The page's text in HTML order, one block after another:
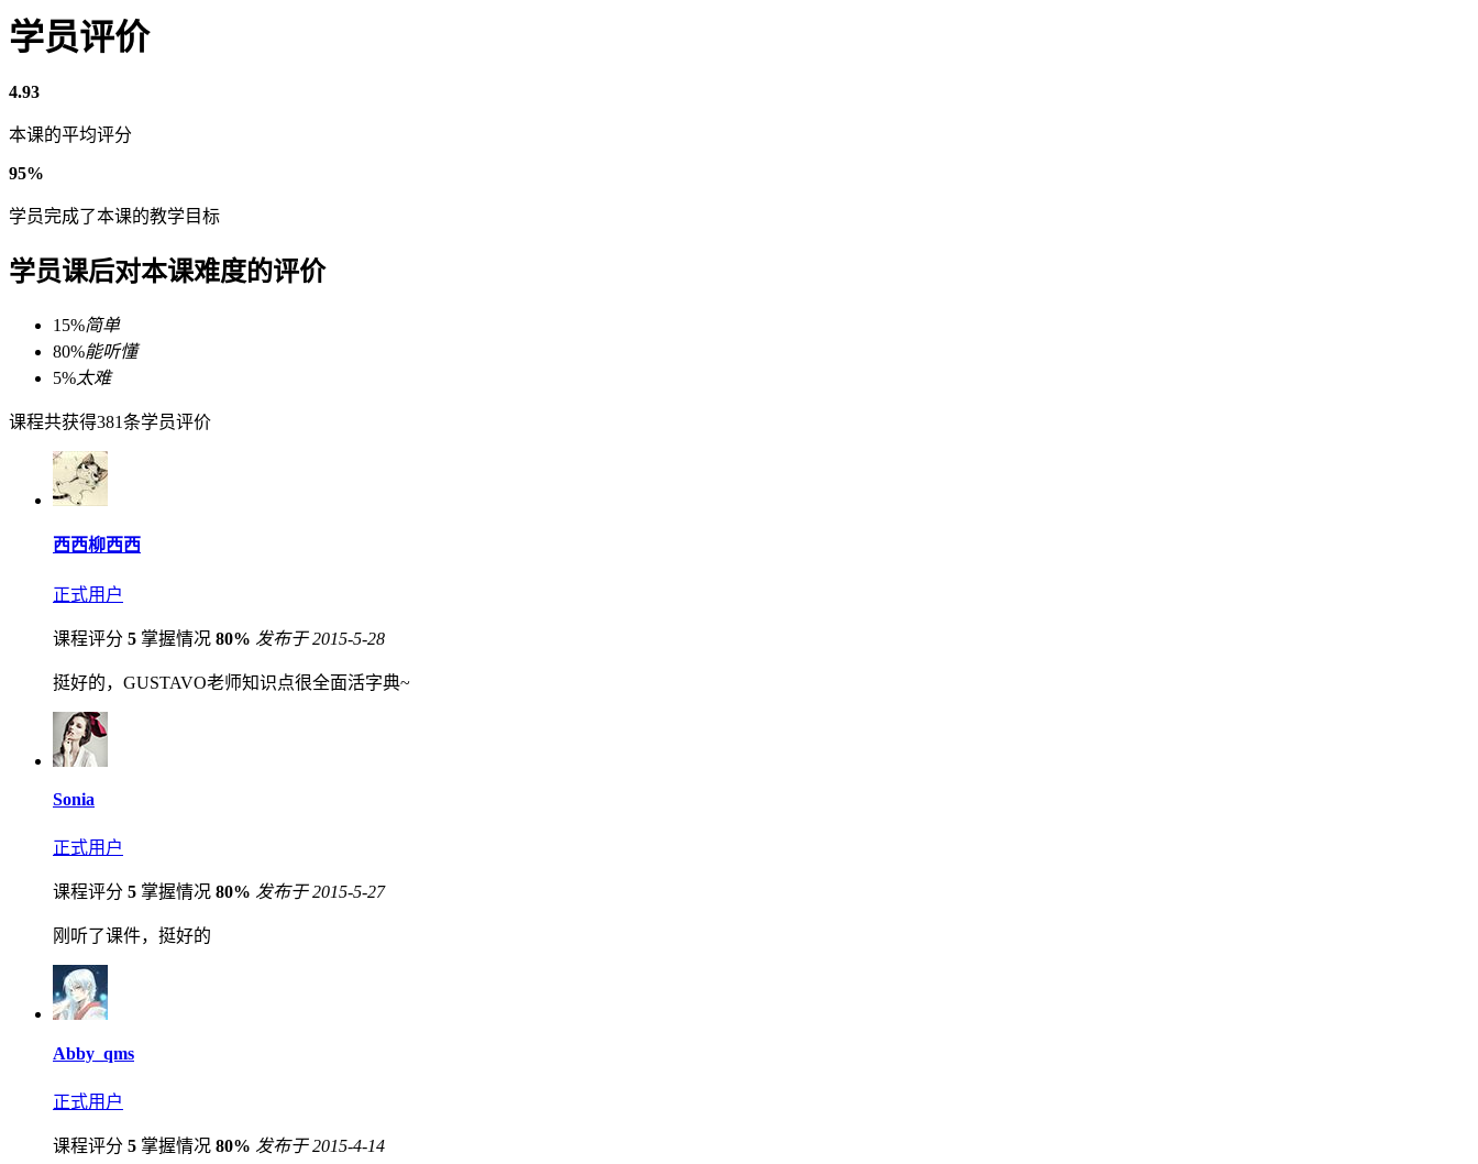
学员评价
4.93
本课的平均评分
95%
学员完成了本课的教学目标
学员课后对本课难度的评价
15%简单
80%能听懂
5%太难
课程共获得381条学员评价
西西柳西西
正式用户
课程评分 5 掌握情况 80% 发布于 2015-5-28
挺好的，GUSTAVO老师知识点很全面活字典~
Sonia
正式用户
课程评分 5 掌握情况 80% 发布于 2015-5-27
刚听了课件，挺好的
Abby_qms
正式用户
课程评分 5 掌握情况 80% 发布于 2015-4-14